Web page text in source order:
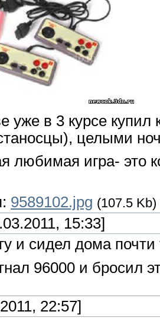
уже в 3 курсе
целыми
любимая игра- это
9589102.jpg (107.5 Kb)
15:33]
и сидел дома
96000 и бросил
22:57]